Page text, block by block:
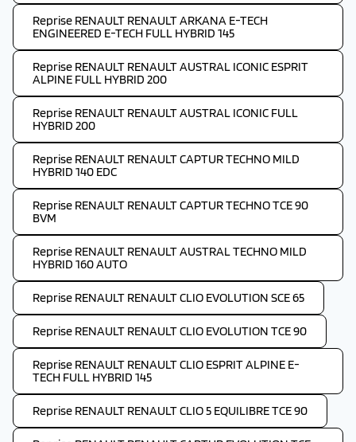
Reprise RENAULT RENAULT ARKANA E-TECH
ENGINEERED E-TECH FULL HYBRID 145
Reprise RENAULT RENAULT AUSTRAL ICONIC ESPRIT
ALPINE FULL HYBRID 200
Reprise RENAULT RENAULT AUSTRAL ICONIC FULL
HYBRID 200
Reprise RENAULT RENAULT CAPTUR TECHNO MILD
HYBRID 140 EDC
Reprise RENAULT RENAULT CAPTUR TECHNO TCE 90
BVM
Reprise RENAULT RENAULT AUSTRAL TECHNO MILD
HYBRID 160 AUTO
Reprise RENAULT RENAULT CLIO EVOLUTION SCE 65
Reprise RENAULT RENAULT CLIO EVOLUTION TCE 90
Reprise RENAULT RENAULT CLIO ESPRIT ALPINE E-
TECH FULL HYBRID 145
Reprise RENAULT RENAULT CLIO 5 EQUILIBRE TCE 90